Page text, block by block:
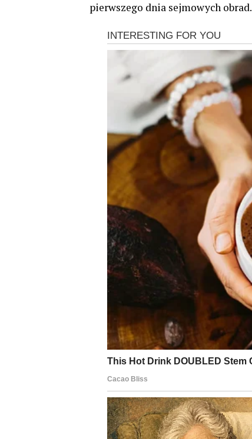
pierwszego dnia sejmowych obrad.